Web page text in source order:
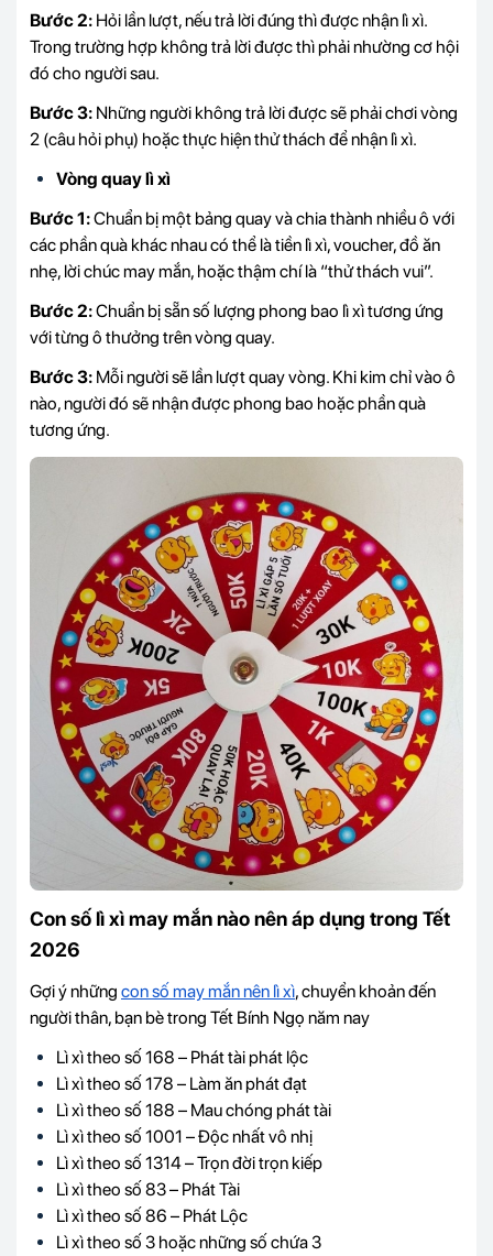
Bước 2: Hỏi lần lượt, nếu trả lời đúng thì được nhận lì xì.
Trong trường hợp không trả lời được thì phải nhường cơ hội
đó cho người sau.
Bước 3: Những người không trả lời được sẽ phải chơi vòng
2 (câu hỏi phụ) hoặc thực hiện thử thách để nhận lì xì.
Vòng quay lì xì
Bước 1:Chuẩn bị một bảng quay và chia thành nhiều ô với
các phần quà khác nhau có thể là tiền lì xì, voucher, đồ ăn
nhẹ, lời chúc may mắn, hoặc thậm chí là “thử thách vui”.
Bước 2:Chuẩn bị sẵn số lượng phong bao lì xì tương ứng
với từng ô thưởng trên vòng quay.
Bước 3: Mỗi người sẽ lần lượt quay vòng. Khi kim chỉ vào ô
nào, người đó sẽ nhận được phong bao hoặc phần quà
tương ứng.
Con số lì xì may mắn nào nên áp dụng trong Tết
2026
Gợi ý những con số may mắn nên lì xì, chuyển khoản đến
người thân, bạn bè trong Tết Bính Ngọ năm nay
Lì xì theo số 168 – Phát tài phát lộc
Lì xì theo số 178 – Làm ăn phát đạt
Lì xì theo số 188 – Mau chóng phát tài
Lì xì theo số 1001 – Độc nhất vô nhị
Lì xì theo số 1314 – Trọn đời trọn kiếp
Lì xì theo số 83 – Phát Tài
Lì xì theo số 86 – Phát Lộc
Lì xì theo số 3 hoặc những số chứa 3